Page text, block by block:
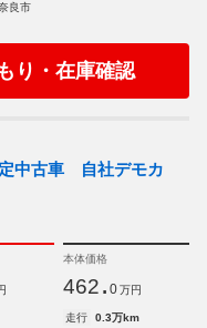
良市
り・在庫確認
中古車 自社デモカ
本体価格
462. 0 万円
走行
0.3万km